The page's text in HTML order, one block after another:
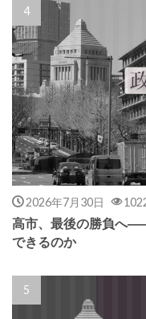
2026年7月30日
高市、最後の勝負へ
できるのか